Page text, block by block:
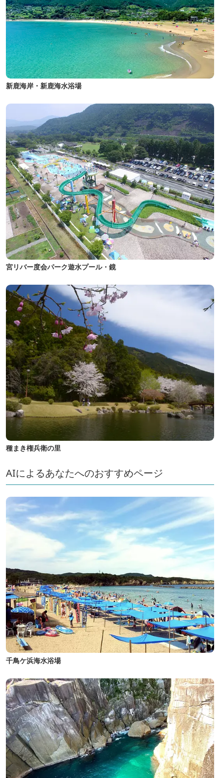
新鹿海岸・新鹿海水浴場
宮リバー度会パーク遊水プール・鏡
種まき権兵衛の里
AIによるあなたへのおすすめページ
千鳥ケ浜海水浴場